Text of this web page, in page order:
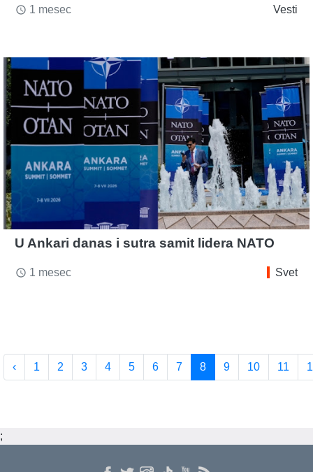
access_time 1 mesec Vesti
U Ankari danas i sutra samit lidera NATO
access_time 1 mesec Svet
‹ 1 2 3 4 5 6 7 8 9 10 11
;